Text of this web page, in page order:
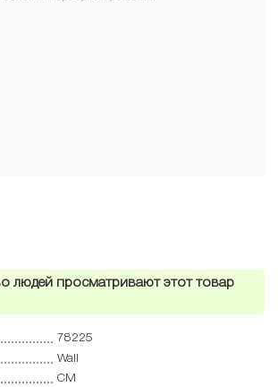
людей просматривают этот товар
78225
Wall
CM